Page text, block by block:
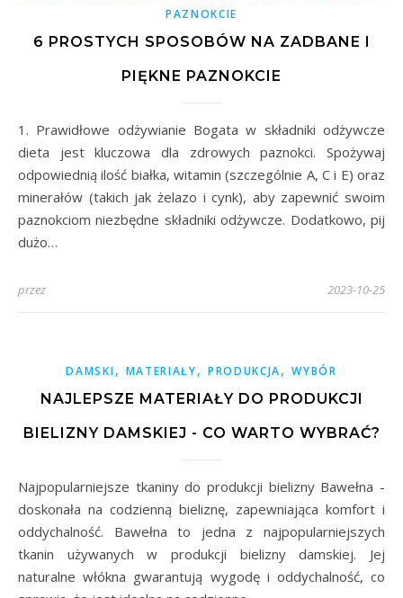
PAZNOKCIE
6 PROSTYCH SPOSOBÓW NA ZADBANE I
PIĘKNE PAZNOKCIE
1. Prawidłowe odżywianie Bogata w składniki odżywcze
dieta jest kluczowa dla zdrowych paznokci. Spożywaj
odpowiednią ilość białka, witamin (szczególnie A, C i E) oraz
minerałów (takich jak żelazo i cynk), aby zapewnić swoim
paznokciom niezbędne składniki odżywcze. Dodatkowo, pij
dużo…
przez 2023-10-25
DAMSKI, MATERIAŁY, PRODUKCJA,WYBÓR
NAJLEPSZE MATERIAŁY DO PRODUKCJI
BIELIZNY DAMSKIEJ - CO WARTO WYBRAĆ?
Najpopularniejsze tkaniny do produkcji bielizny Bawełna -
doskonała na codzienną bieliznę, zapewniająca komfort i
oddychalność. Bawełna to jedna z najpopularniejszych
tkanin używanych w produkcji bielizny damskiej. Jej
naturalne włókna gwarantują wygodę i oddychalność, co